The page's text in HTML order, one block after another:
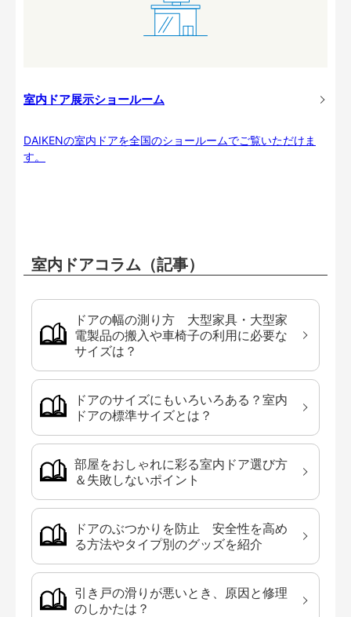
室内ドア展示ショールーム
DAIKENの室内ドアを全国のショールームでご覧いただけま
す。
室内ドアコラム（記事）
ドアの幅の測り方 大型家具・大型家
電製品の搬入や車椅子の利用に必要な
サイズは？
ドアのサイズにもいろいろある？室内
ドアの標準サイズとは？
部屋をおしゃれに彩る室内ドア選び方
＆失敗しないポイント
ドアのぶつかりを防止 安全性を高め
る方法やタイプ別のグッズを紹介
引き戸の滑りが悪いとき、原因と修理
のしかたは？